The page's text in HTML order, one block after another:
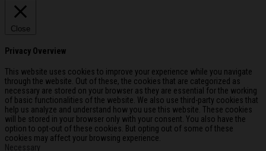
Close
Privacy Overview
This website uses cookies to improve your experience while you navigate
through the website. Out of these, the cookies that are categorized as
necessary are stored on your browser as they are essential for the working
of basic functionalities of the website. We also use third-party cookies that
help us analyze and understand how you use this website. These cookies
will be stored in your browser only with your consent. You also have the
option to opt-out of these cookies. But opting out of some of these
cookies may affect your browsing experience.
Necessary